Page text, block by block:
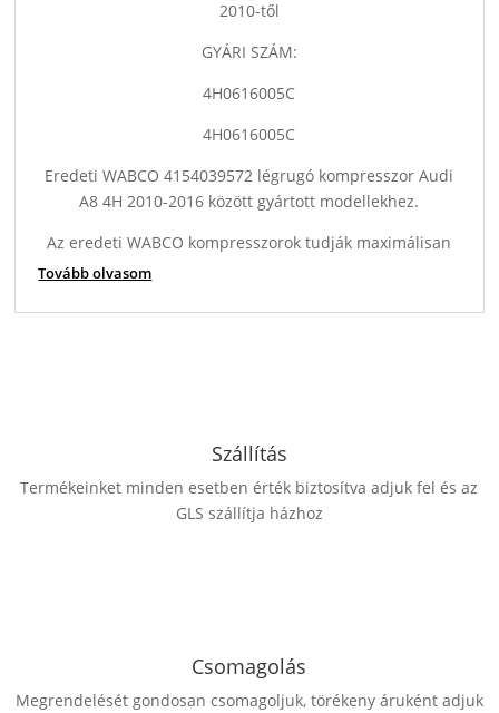
2010-től
GYÁRI SZÁM:
4H0616005C
4H0616005C
Eredeti WABCO 4154039572 légrugó kompresszor Audi
A8 4H 2010-2016 között gyártott modellekhez.
Az eredeti WABCO kompresszorok tudják maximálisan
biztosítani az Ön légrugós felfüggesztésének
kompresszorok egyedei azonosítóval rendelkeznek,
A kompresszor reléjét a kompresszoregység beszerelése
után ki kell cserélni, mert a meghibásodás megszünteti
a termék jótállását. A kompresszor telepítésekor
javasoljuk, hogy ellenőrizze a teljes légrugózást
kompresszor teljesítmény fenntartása érdekében.
Tovább olvasom
Szállítás
Termékeinket minden esetben érték biztosítva adjuk fel és az
GLS szállítja házhoz
Csomagolás
Megrendelését gondosan csomagoljuk, törékeny áruként adjuk